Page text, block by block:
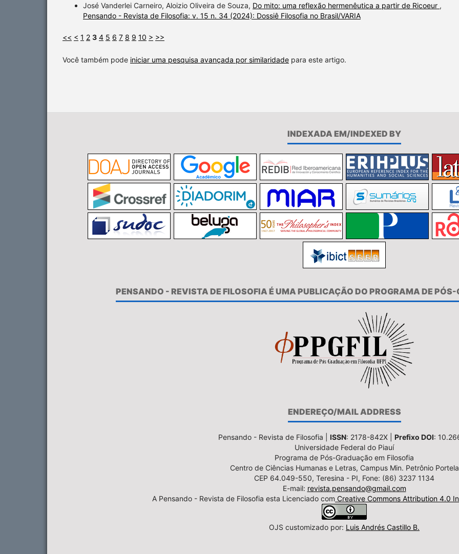
José Vanderlei Carneiro, Aloizio Oliveira de Souza, Do mito: uma reflexão hermenêutica a partir de Ricoeur ,
Pensando - Revista de Filosofia: v. 15 n. 34 (2024): Dossiê Filosofia no Brasil/VARIA
<< < 1 2 3 4 5 6 7 8 9 10 > >>
Você também pode iniciar uma pesquisa avançada por similaridade para este artigo.
INDEXADA EM/INDEXED BY
PENSANDO - REVISTA DE FILOSOFIA É UMA PUBLICAÇÃO DO PROGRAMA DE
ENDEREÇO/MAIL ADDRESS
Pensando - Revista de Filosofia | ISSN: 2178-842X | Prefixo DOI:
Universidade Federal do Piauí
Programa de Pós-Graduação em Filosofia
Centro de Ciências Humanas e Letras, Campus Min. Petrônio Portela
CEP 64.049-550, Teresina - PI, Fone: (86) 3237 1134
E-mail: revista.pensando@gmail.com
A Pensando - Revista de Filosofia esta Licenciado com Creative Commons Attribution 4.0
OJS customizado por: Luis Andrés Castillo B.